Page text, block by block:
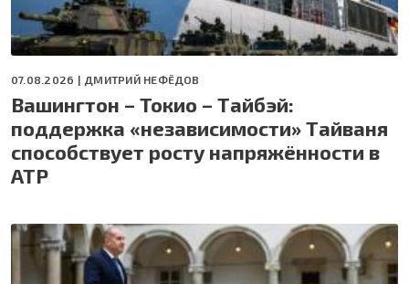
07.08.2026 | ДМИТРИЙ НЕФЁДОВ
Вашингтон – Токио – Тайбэй:
поддержка «независимости» Тайваня
способствует росту напряжённости в
АТР